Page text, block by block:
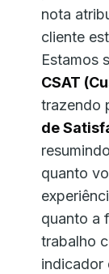
nota
cliente
Estamos
CSAT
trazendo
de
quanto
quanto a
trabalho
indicador